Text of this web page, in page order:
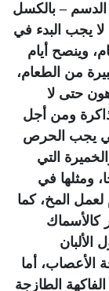
– بالكسل
يجب البدء في
وينصح أيام
من الطعام،
حتى لا
ومن أجل
يجب الحرص
التي
ومثلها في
لعمل المخ، كما
كالأسماك
الألبان
الأعصاب، أما
الطازجة